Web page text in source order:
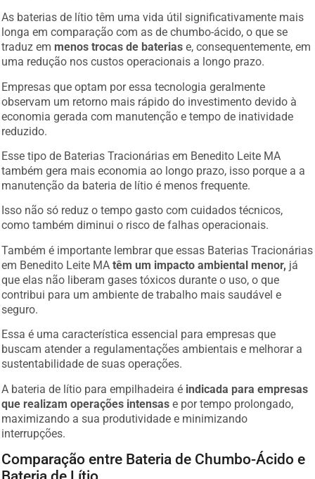
As baterias de lítio têm uma vida útil significativamente mais
longa em comparação com as de chumbo-ácido, o que se
traduz em menos trocas de baterias e, consequentemente, em
uma redução nos custos operacionais a longo prazo.
Empresas que optam por essa tecnologia geralmente
observam um retorno mais rápido do investimento devido à
economia gerada com manutenção e tempo de inatividade
reduzido.
Esse tipo de Baterias Tracionárias em Benedito Leite MA
também gera mais economia ao longo prazo, isso porque a a
manutenção da bateria de lítio é menos frequente.
Isso não só reduz o tempo gasto com cuidados técnicos,
como também diminui o risco de falhas operacionais.
Também é importante lembrar que essas Baterias Tracionárias
em Benedito Leite MAtêm um impacto ambiental menor, já
que elas não liberam gases tóxicos durante o uso, o que
contribui para um ambiente de trabalho mais saudável e
seguro.
Essa é uma característica essencial para empresas que
buscam atender a regulamentações ambientais e melhorar a
sustentabilidade de suas operações.
A bateria de lítio para empilhadeira é indicada para empresas
que realizam operações intensas e por tempo prolongado,
maximizando a sua produtividade e minimizando
interrupções.
Comparação entre Bateria de Chumbo-Ácido e